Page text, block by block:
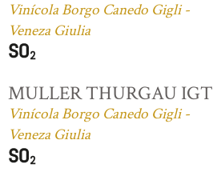
Vinícola Borgo Canedo Gigli -
Veneza Giulia
MULLER THURGAU IGT
Vinícola Borgo Canedo Gigli -
Veneza Giulia